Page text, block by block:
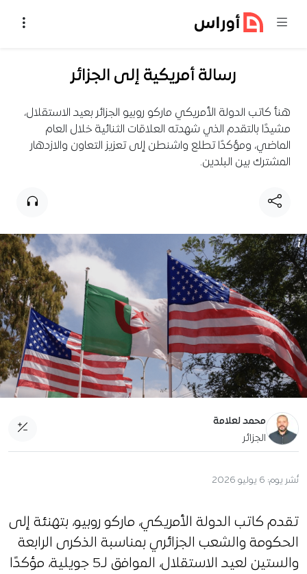
رسالة أمريكية إلى الجزائر
هنأ كاتب الدولة الأمريكي ماركو روبيو الجزائر بعيد الاستقلال،
مشيدًا بالتقدم الذي شهدته العلاقات الثنائية خلال العام
الماضي، ومؤكدًا تطلع واشنطن إلى تعزيز التعاون والازدهار
المشترك بين البلدين.
محمد لعلامة
الجزائر
نُشر يوم: 6 يوليو 2026
تقدم كاتب الدولة الأمريكي، ماركو روبيو، بتهنئة إلى
الحكومة والشعب الجزائري بمناسبة الذكرى الرابعة
والستين لعيد الاستقلال، الموافق لـ5 جويلية، مؤكدًا